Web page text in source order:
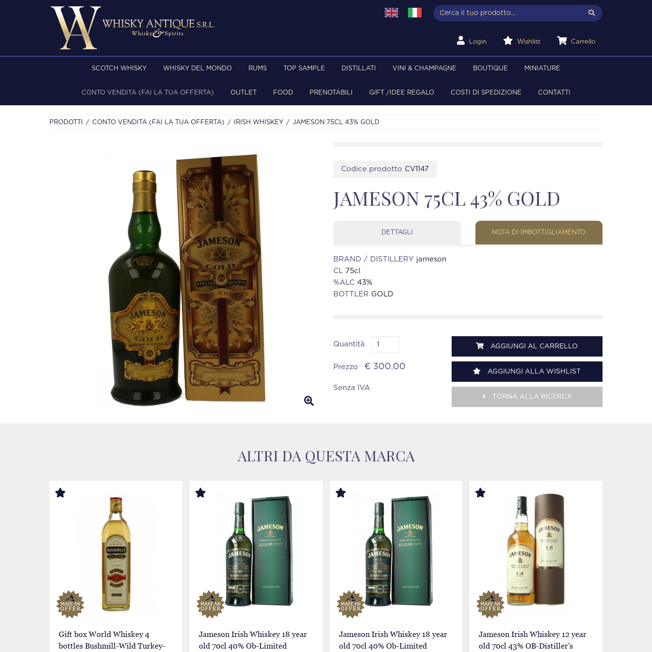
Login Wishlist Carrello
SCOTCH WHISKY WHISKY DEL MONDO RUMS TOP SAMPLE DISTILLATI VINI & CHAMPAGNE BOUTIQUE MINIATURE
CONTO VENDITA (FAI LA TUA OFFERTA) OUTLET FOOD PRENOTABILI GIFT /IDEE REGALO COSTI DI SPEDIZIONE CONTATTI
PRODOTTI CONTO VENDITA (FAI LA TUA OFFERTA) IRISH WHISKEY JAMESON 75CL 43% GOLD
Codice prodotto CV1147
JAMESON 75CL 43% GOLD
DETTAGLI NOTA DI IMBOTTIGLIAMENTO
BRAND / DISTILLERY jameson
CL 75cl
%ALC 43%
BOTTLER GOLD
Quantità
Prezzo € 300.00
Senza IVA
AGGIUNGI AL CARRELLO
AGGIUNGI ALLA WISHLIST
TORNA ALLA RICERCA
ALTRI DA QUESTA MARCA
Gift box World Whiskey 4
bottles Bushmill-Wild Turkey-
Jameson Irish Whiskey 18 year
old 70cl 40% Ob-Limited
Jameson Irish Whiskey 18 year
old 70cl 40% Ob-Limited
Jameson Irish Whiskey 12 year
old 70cl 43% OB-Distiller's